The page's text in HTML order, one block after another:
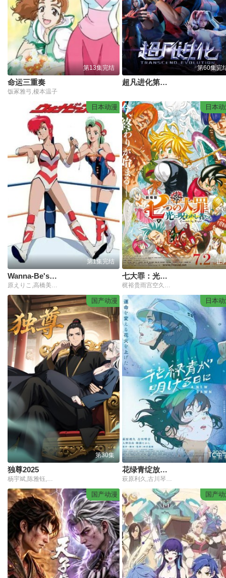
第13集完结
命运三重奏
饭冢雅弓,榎本温子
第60集完
超凡进化第一季
日本动漫
第1集完结
Wanna-Be's OVA
日本
正
七大罪：光之诅咒者
国产动漫
第30集
独尊2025
杨宇斌,陈雅钰,楼可静,徐诺晨,张怀尹,常楷棫,孙伟峰
日本
TC中
花绿青绽放之日
萩原利久,古川琴音,入野自由,冈部敬史
国产动漫 国产